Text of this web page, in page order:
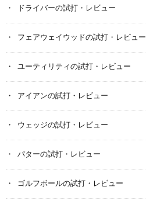
ドライバーの試打・レビュー
フェアウェイウッドの試打・レビュー
ユーティリティの試打・レビュー
アイアンの試打・レビュー
ウェッジの試打・レビュー
パターの試打・レビュー
ゴルフボールの試打・レビュー